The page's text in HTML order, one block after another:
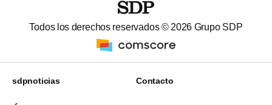
Todos los derechos reservados © 2026 Grupo SDP
sdpnoticias Contacto